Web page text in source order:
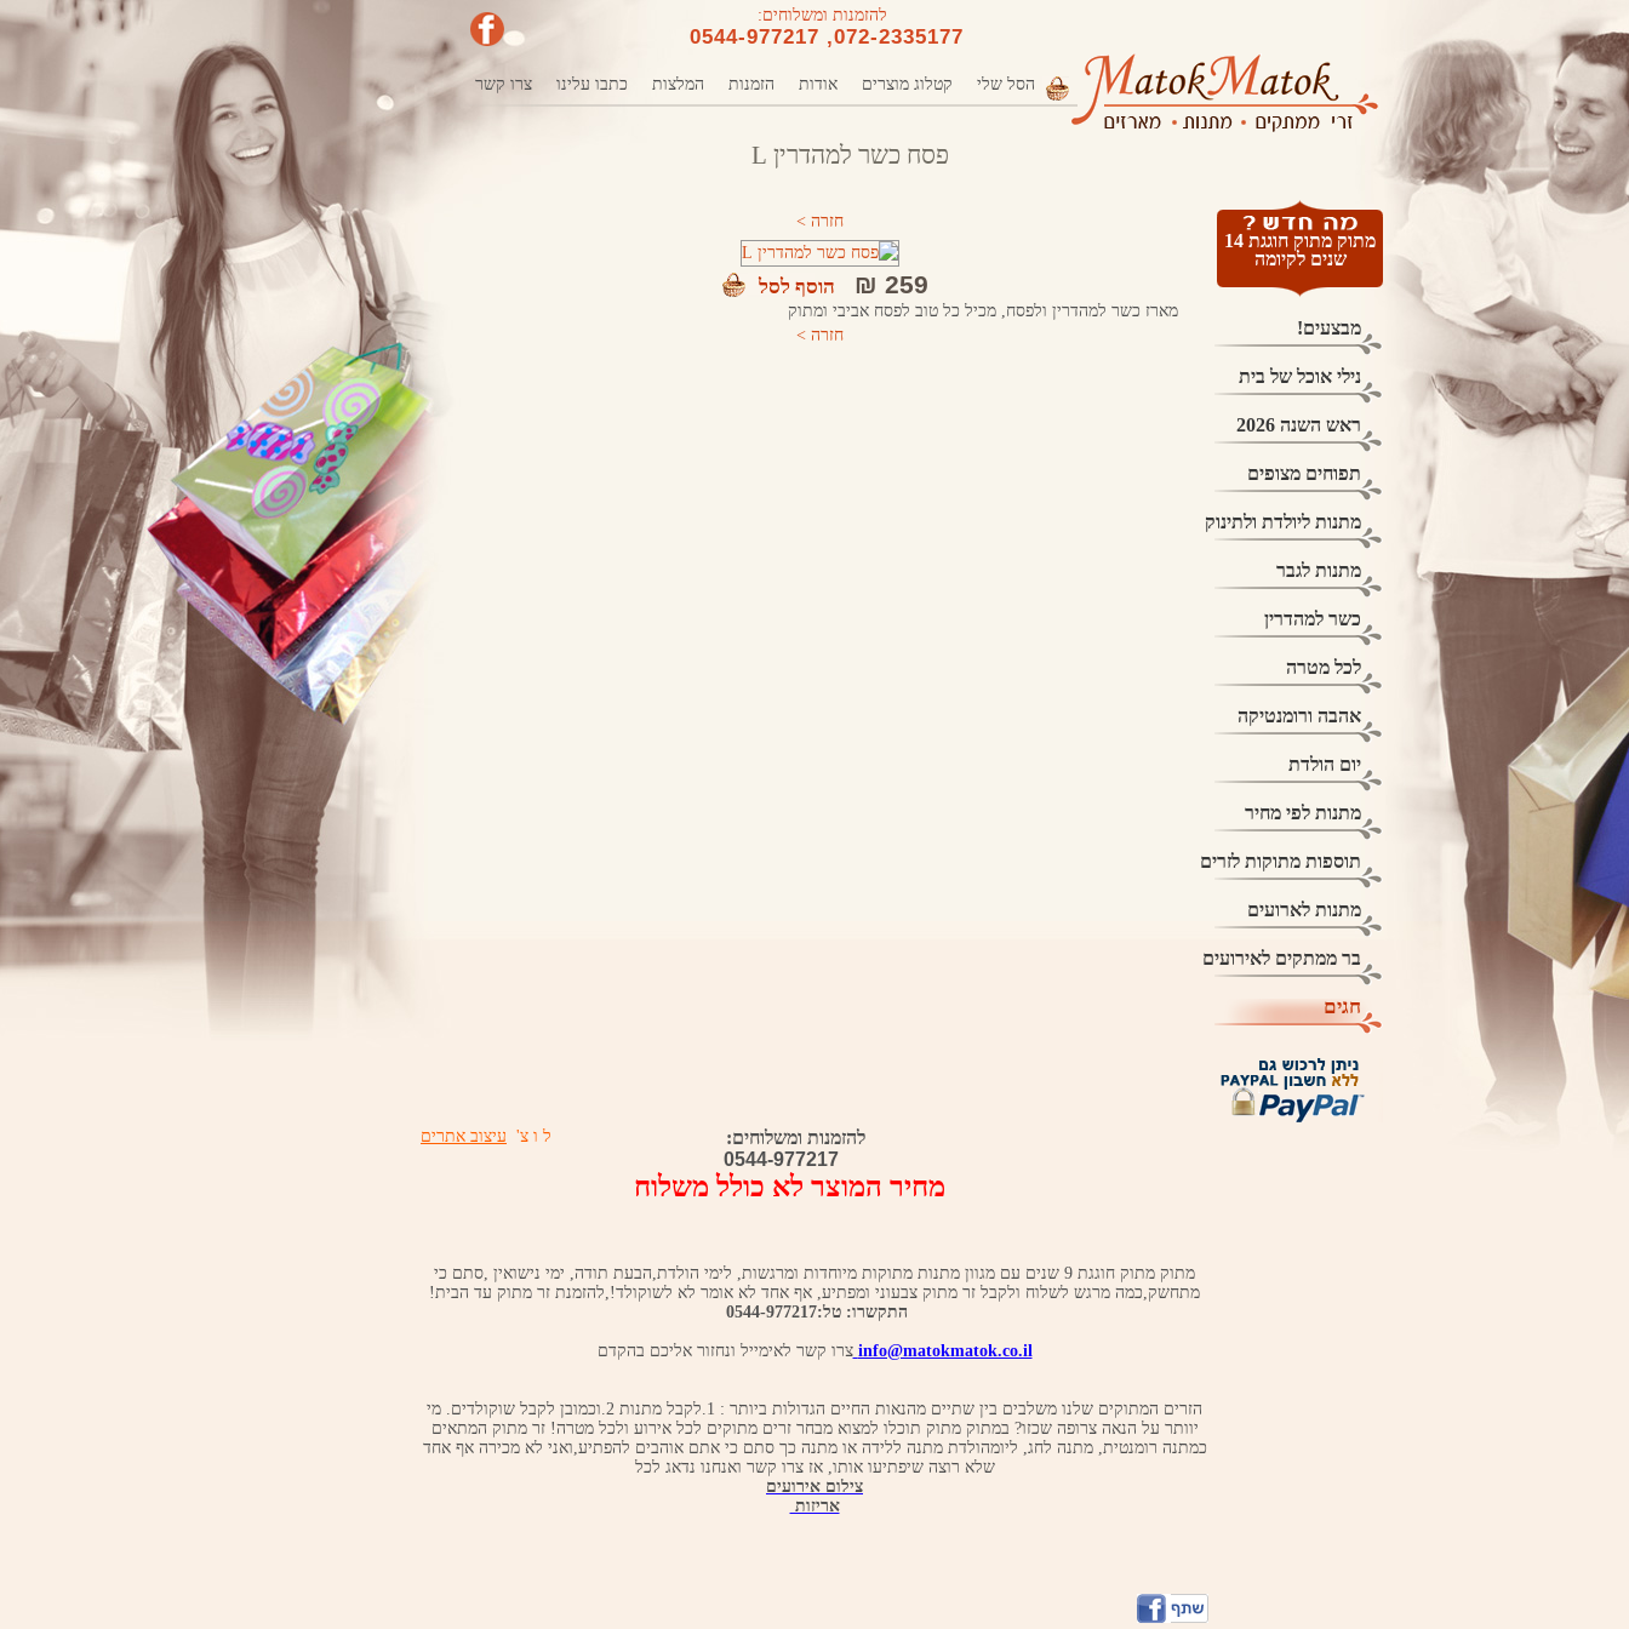
להזמנות ומשלוחים:
072-2335177, 0544-977217
הסל שלי קטלוג מוצרים אודות הזמנות המלצות כתבו עלינו צרו קשר
מתוק מתוק חוגגת 14
שנים לקיומה
מבצעים!
נילי אוכל של בית
ראש השנה 2026
תפוחים מצופים
מתנות ליולדת ולתינוק
מתנות לגבר
כשר למהדרין
לכל מטרה
אהבה ורומנטיקה
יום הולדת
מתנות לפי מחיר
תוספות מתוקות לזרים
מתנות לארועים
בר ממתקים לאירועים
חגים
פסח כשר למהדרין L
חזרה >
259 ₪ הוסף לסל
מארז כשר למהדרין ולפסח, מכיל כל טוב לפסח אביבי ומתוק
חזרה >
ל ו צ' עיצוב אתרים
להזמנות ומשלוחים:
0544-977217
מחיר המוצר לא כולל משלוח
מתוק מתוק חוגגת 9 שנים עם מגוון מתנות מתוקות מיוחדות ומרגשות, לימי הולדת,הבעת תודה, ימי נישואין ,סתם כי
מתחשק,כמה מרגש לשלוח ולקבל זר מתוק צבעוני ומפתיע, אף אחד לא אומר לא לשוקולד!,להזמנת זר מתוק עד הבית!
התקשרו: טל:0544-977217
info@matokmatok.co.il צרו קשר לאימייל ונחזור אליכם בהקדם
הזרים המתוקים שלנו משלבים בין שתיים מהנאות החיים הגדולות ביותר : 1.לקבל מתנות 2.וכמובן לקבל שוקולדים. מי
יוותר על הנאה צרופה שכזו? במתוק מתוק תוכלו למצוא מבחר זרים מתוקים לכל אירוע ולכל מטרה! זר מתוק המתאים
כמתנה רומנטית, מתנה לחג, ליומהולדת מתנה ללידה או מתנה כך סתם כי אתם אוהבים להפתיע,ואני לא מכירה אף אחד
שלא רוצה שיפתיעו אותו, אז צרו קשר ואנחנו נדאג לכל
צילום אירועים
אריזות